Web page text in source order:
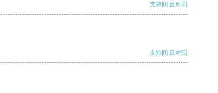
支持[0] 反对[0]
支持[0] 反对[0]